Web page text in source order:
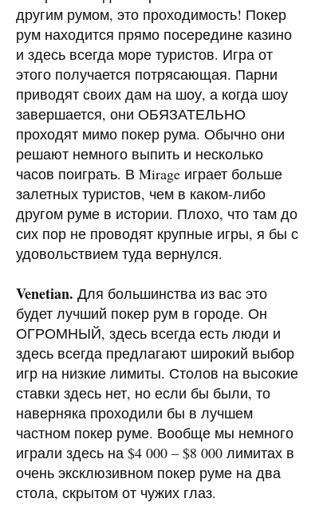
другим румом, это проходимость! Покер
рум находится прямо посередине казино
и здесь всегда море туристов. Игра от
этого получается потрясающая. Парни
приводят своих дам на шоу, а когда шоу
завершается, они ОБЯЗАТЕЛЬНО
проходят мимо покер рума. Обычно они
решают немного выпить и несколько
часов поиграть. В Mirage играет больше
залетных туристов, чем в каком-либо
другом руме в истории. Плохо, что там до
сих пор не проводят крупные игры, я бы с
удовольствием туда вернулся.
Venetian. Для большинства из вас это
будет лучший покер рум в городе. Он
ОГРОМНЫЙ, здесь всегда есть люди и
здесь всегда предлагают широкий выбор
игр на низкие лимиты. Столов на высокие
ставки здесь нет, но если бы были, то
наверняка проходили бы в лучшем
частном покер руме. Вообще мы немного
играли здесь на $4 000 – $8 000 лимитах в
очень эксклюзивном покер руме на два
стола, скрытом от чужих глаз.